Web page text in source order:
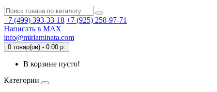
+7 (499) 393-33-18 +7 (925) 258-97-71
Написать в MAX
info@mirlaminata.com
0 товар(ов) - 0.00 р.
В корзине пусто!
Категории